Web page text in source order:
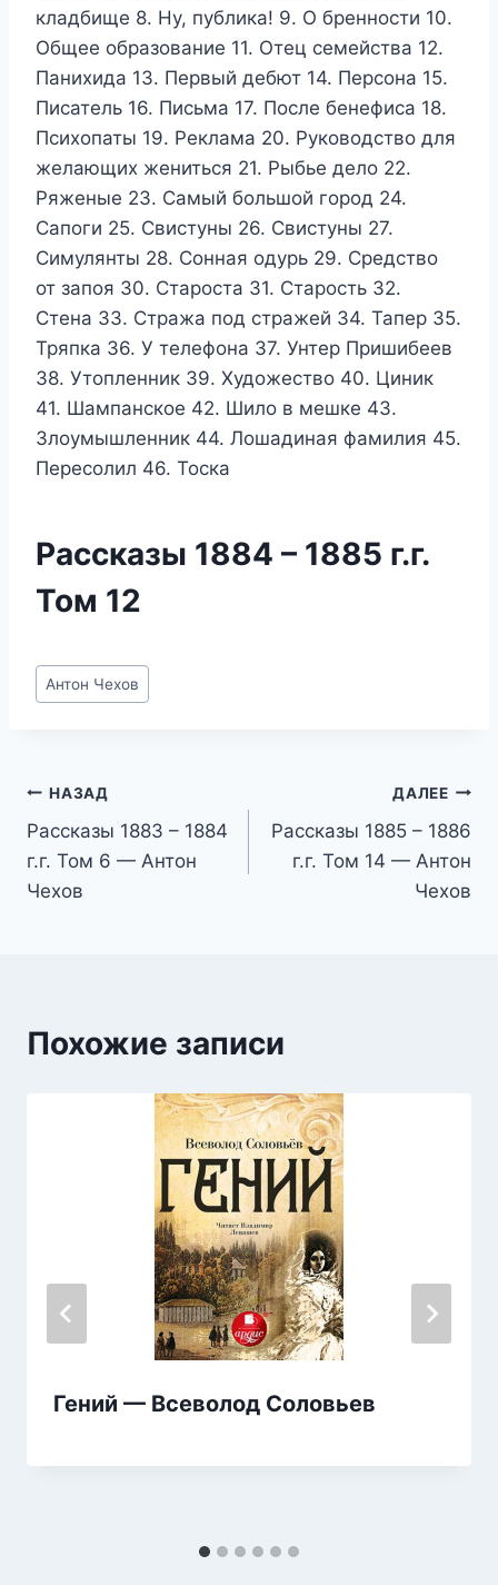
кладбище 8. Ну, публика! 9. О бренности 10.
Общее образование 11. Отец семейства 12.
Панихида 13. Первый дебют 14. Персона 15.
Писатель 16. Письма 17. После бенефиса 18.
Психопаты 19. Реклама 20. Руководство для
желающих жениться 21. Рыбье дело 22.
Ряженые 23. Самый большой город 24.
Сапоги 25. Свистуны 26. Свистуны 27.
Симулянты 28. Сонная одурь 29. Средство
от запоя 30. Староста 31. Старость 32.
Стена 33. Стража под стражей 34. Тапер 35.
Тряпка 36. У телефона 37. Унтер Пришибеев
38. Утопленник 39. Художество 40. Циник
41. Шампанское 42. Шило в мешке 43.
Злоумышленник 44. Лошадиная фамилия 45.
Пересолил 46. Тоска
Рассказы 1884 – 1885 г.г.
Том 12
Метки
записи:
Антон Чехов
Навигация
по
записям
НАЗАД
Рассказы 1883 – 1884
г.г. Том 6 — Антон
Чехов
ДАЛЕЕ
Рассказы 1885 – 1886
г.г. Том 14 — Антон
Чехов
Похожие записи
Гений — Всеволод Соловьев